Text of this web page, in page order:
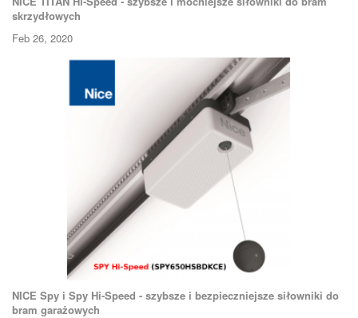
skrzydłowych
Feb 26, 2020
NICE Spy i Spy Hi-Speed - szybsze i bezpieczniejsze siłowniki do
bram garażowych